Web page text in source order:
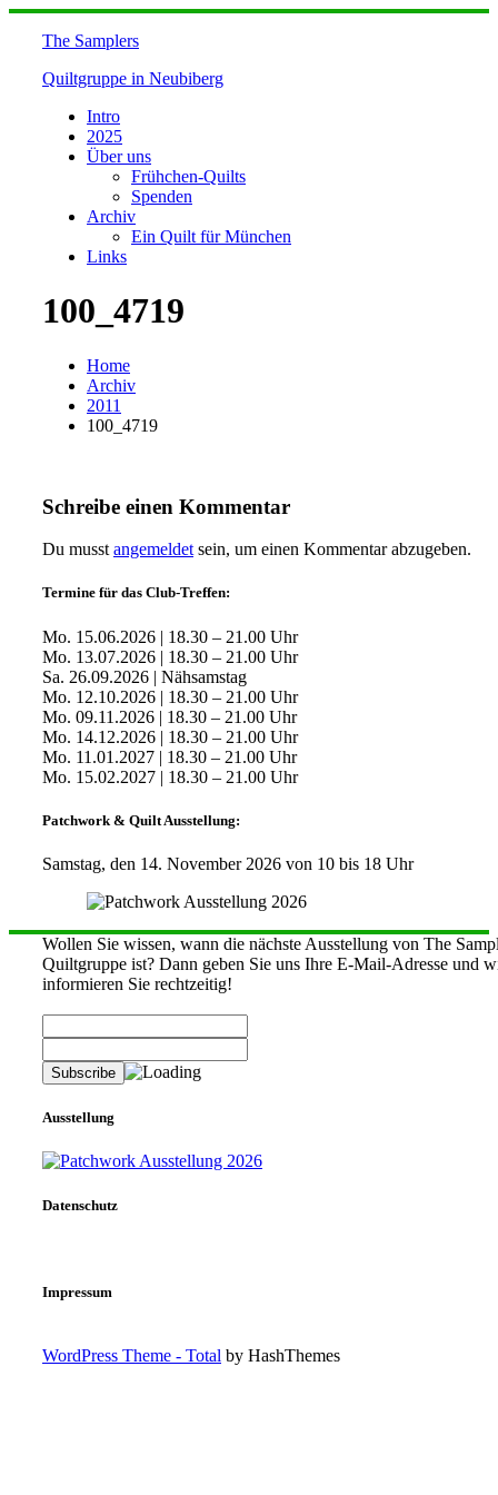
Skip
The Samplers
Quiltgruppe in Neubiberg
Intro
2025
Über uns
Frühchen-Quilts
Spenden
Archiv
Ein Quilt für München
Links
100_4719
Home
Archiv
2011
100_4719
Schreibe einen Kommentar
Du musst angemeldet sein, um einen Kommentar abzugeben.
Termine für das Club-Treffen:
Mo. 15.06.2026 | 18.30 – 21.00 Uhr
Mo. 13.07.2026 | 18.30 – 21.00 Uhr
Sa. 26.09.2026 | Nähsamstag
Mo. 12.10.2026 | 18.30 – 21.00 Uhr
Mo. 09.11.2026 | 18.30 – 21.00 Uhr
Mo. 14.12.2026 | 18.30 – 21.00 Uhr
Mo. 11.01.2027 | 18.30 – 21.00 Uhr
Mo. 15.02.2027 | 18.30 – 21.00 Uhr
Patchwork & Quilt Ausstellung:
Samstag, den 14. November 2026 von 10 bis 18 Uhr
Wollen Sie wissen, wann die nächste Ausstellung von The
Quiltgruppe ist? Dann geben Sie uns Ihre E-Mail-Adresse und
informieren Sie rechtzeitig!
Ausstellung
Datenschutz
Impressum
WordPress Theme - Total by HashThemes